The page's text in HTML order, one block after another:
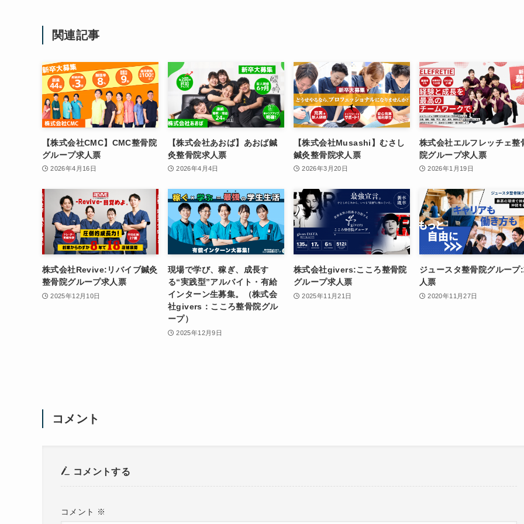
関連記事
【株式会社CMC】CMC整骨院
グループ求人票
2026年4月16日
【株式会社あおば】あおば鍼
灸整骨院求人票
2026年4月4日
【株式会社Musashi】むさし
鍼灸整骨院求人票
2026年3月20日
株式会社エルフレッチェ整
院グループ求人票
2026年1月19日
株式会社Revive:リバイブ鍼灸
整骨院グループ求人票
2025年12月10日
現場で学び、稼ぎ、成長す
る“実践型”アルバイト・有給
インターン生募集。（株式会
社givers：こころ整骨院グル
ープ）
2025年12月9日
株式会社givers:こころ整骨院
グループ求人票
2025年11月21日
ジュースタ整骨院グループ
人票
2020年11月27日
コメント
コメントする
コメント ※